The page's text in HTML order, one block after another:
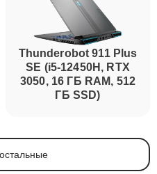
Thunderobot 911 Plus
SE (i5-12450H, RTX
3050, 16 ГБ RAM, 512
ГБ SSD)